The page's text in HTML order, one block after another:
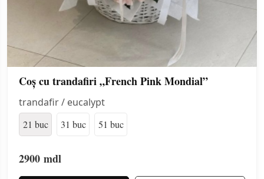
Coș cu trandafiri „French Pink Mondial”
trandafir / eucalypt
21 buc 31 buc 51 buc
2900 mdl